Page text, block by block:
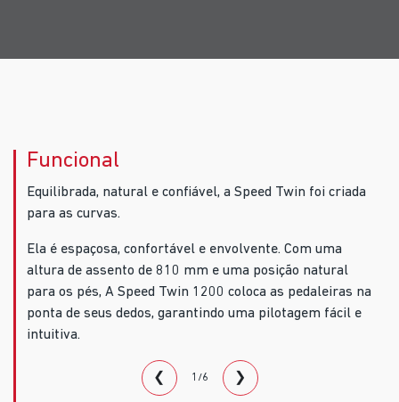
Funcional
Equilibrada, natural e confiável, a Speed Twin foi criada
para as curvas.
Ela é espaçosa, confortável e envolvente. Com uma
altura de assento de 810 mm e uma posição natural
para os pés, A Speed Twin 1200 coloca as pedaleiras na
ponta de seus dedos, garantindo uma pilotagem fácil e
intuitiva.
❮ 1/6 ❯